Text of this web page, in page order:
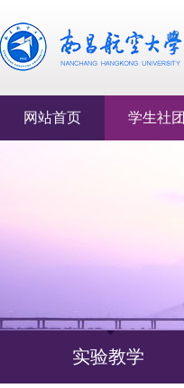
网站首页 学生社团
实验教学